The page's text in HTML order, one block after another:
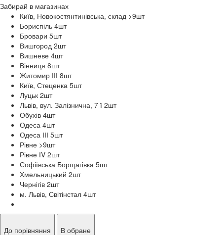
Забирай в магазинах
Київ, Новокостянтинівська, склад >9шт
Бориспіль 4шт
Бровари 5шт
Вишгород 2шт
Вишневе 4шт
Вінниця 8шт
Житомир ІІІ 8шт
Київ, Стеценка 5шт
Луцьк 2шт
Львів, вул. Залізнична, 7 ї 2шт
Обухів 4шт
Одеса 4шт
Одеса ІІІ 5шт
Рівне >9шт
Рівне ІV 2шт
Софіївська Борщагівка 5шт
Хмельницький 2шт
Чернігів 2шт
м. Львів, Світінстал 4шт
До порівняння В обране